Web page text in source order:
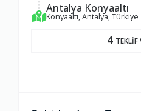
Antalya Konyaaltı
Konyaaltı, Antalya, Türkiye
4 TEKLİF